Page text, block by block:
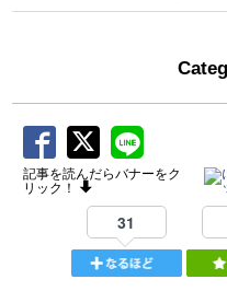
記事を読んだらバナーをク
リック！
31